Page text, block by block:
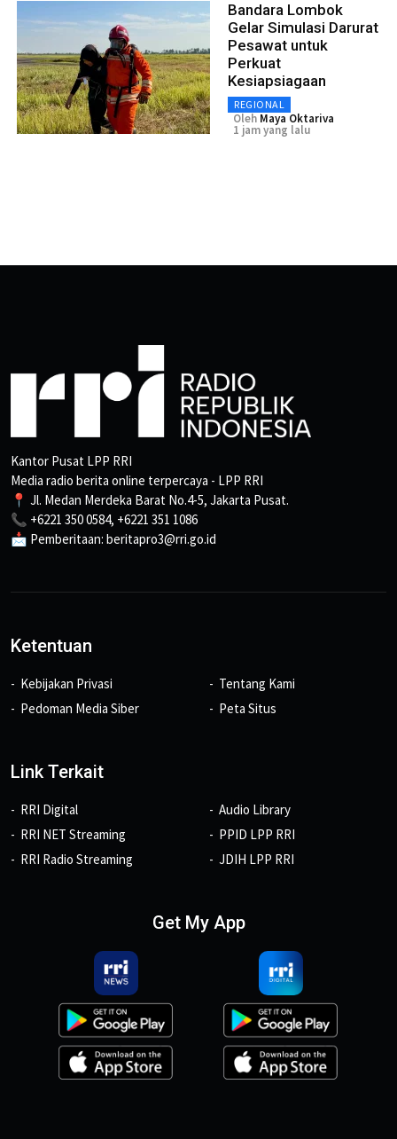
Bandara Lombok
Gelar Simulasi Darurat
Pesawat untuk
Perkuat
Kesiapsiagaan
REGIONAL
Oleh Maya Oktariva
1 jam yang lalu
Kantor Pusat LPP RRI
Media radio berita online terpercaya - LPP RRI
📍 Jl. Medan Merdeka Barat No.4-5, Jakarta Pusat.
📞 +6221 350 0584, +6221 351 1086
📩 Pemberitaan: beritapro3@rri.go.id
Ketentuan
Kebijakan Privasi
Pedoman Media Siber
Tentang Kami
Peta Situs
Link Terkait
RRI Digital
RRI NET Streaming
RRI Radio Streaming
Audio Library
PPID LPP RRI
JDIH LPP RRI
Get My App